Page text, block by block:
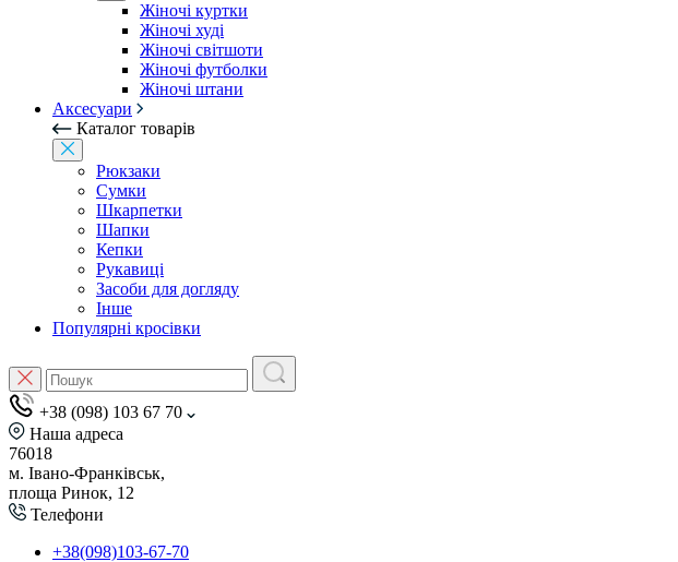
Жіночі куртки
Жіночі худі
Жіночі світшоти
Жіночі футболки
Жіночі штани
Аксесуари
Каталог товарів
Рюкзаки
Сумки
Шкарпетки
Шапки
Кепки
Рукавиці
Засоби для догляду
Інше
Популярні кросівки
+38 (098) 103 67 70
Наша адреса
76018
м. Івано-Франківськ,
площа Ринок, 12
Телефони
+38(098)103-67-70